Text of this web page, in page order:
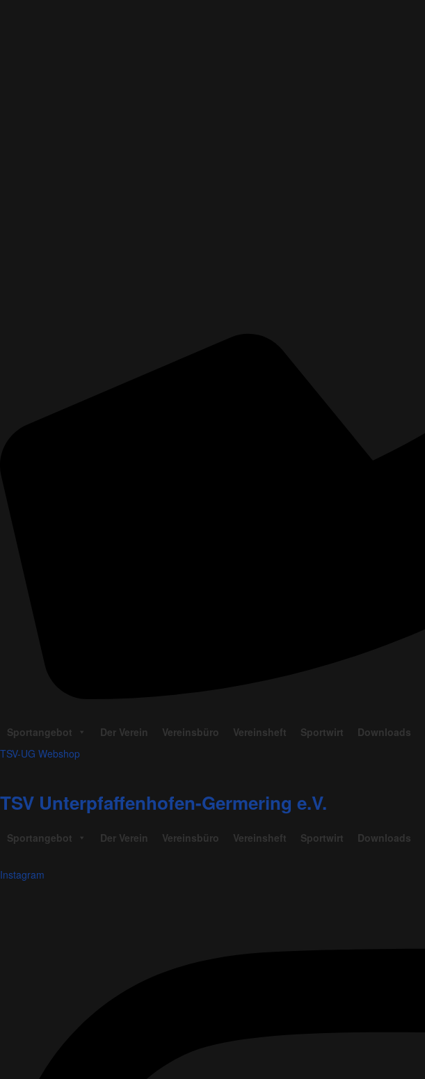
Sportangebot Der Verein Vereinsbüro Vereinsheft Sportwirt Downloads
TSV-UG Webshop
TSV Unterpfaffenhofen-Germering e.V.
Sportangebot Der Verein Vereinsbüro Vereinsheft Sportwirt Downloads
Instagram